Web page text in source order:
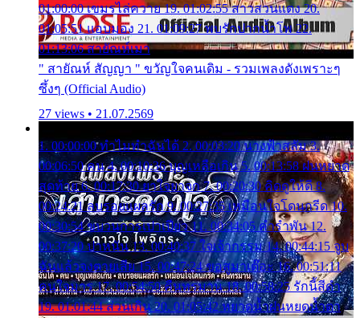
01:00:00 เขมรไล่ควาย 19. 01:02:55 สาวสวนแตง 20.
01:05:51 แอบมอง 21. 01:09:27 พบรักปากน้ำโพ 22.
01:13:06 สายัณห์เมา
" สายัณห์ สัญญา " ขวัญใจคนเดิม - รวมเพลงดังเพราะๆ
ซึ้งๆ (Official Audio)
27 views • 21.07.2569
1. 00:00:00 ทำไมทำฉันได้ 2. 00:03:20 นางฟ้าสลัม 3.
00:06:50 คน 4. 00:10:36 บุญเหลือเกิน 5. 00:13:58 ฝนหยาด
สุดท้าย 6. 00:17:30 ยาใจยาจก 7. 00:20:30 คิดดูให้ดี 8.
00:24:21 ลบรอยแผลรัก 9. 00:27:35 เหมือนใจโดนกรีด 10.
00:30:54 ขบวนการเปาเปียว 11. 00:34:05 คำรำพัน 12.
00:37:20 ปาหนัน 13. 00:40:37 ใจเจ้ากรรม 14. 00:44:15 จูบ
ฉันแล้วจงตายเสีย 15. 00:47:24 ขอสูมาเต๊อะ 16. 00:51:11
คนใจมาร 17. 00:54:50 คืนทรมาน 18. 00:58:25 รักนี้สีดำ
19. 01:01:44 ส่วนเกิน 20. 01:05:42 หยาดน้ำฝนหยดน้ำตา